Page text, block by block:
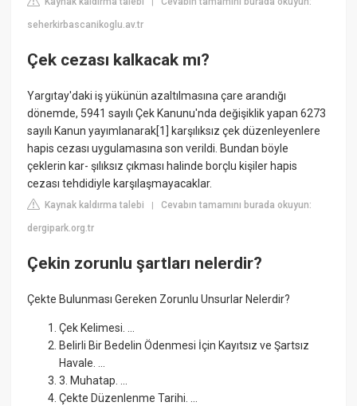
|
seherkirbascanikoglu.av.tr
Çek cezası kalkacak mı?
Yargıtay'daki iş yükünün azaltılmasına çare arandığı
dönemde, 5941 sayılı Çek Kanunu'nda değişiklik yapan 6273
sayılı Kanun yayımlanarak[1] karşılıksız çek düzenleyenlere
hapis cezası uygulamasına son verildi. Bundan böyle
çeklerin kar- şılıksız çıkması halinde borçlu kişiler hapis
cezası tehdidiyle karşılaşmayacaklar.
Kaynak kaldırma talebi |Cevabın tamamını burada okuyun:
dergipark.org.tr
Çekin zorunlu şartları nelerdir?
Çekte Bulunması Gereken Zorunlu Unsurlar Nelerdir?
Çek Kelimesi. ...
Belirli Bir Bedelin Ödenmesi İçin Kayıtsız ve Şartsız
Havale. ...
3. Muhatap. ...
Çekte Düzenlenme Tarihi. ...